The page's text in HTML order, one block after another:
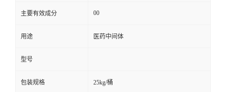
主要有效成分 00
用途 医药中间体
型号
包装规格 25kg/桶